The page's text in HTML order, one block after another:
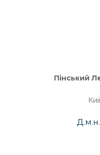
Пінський